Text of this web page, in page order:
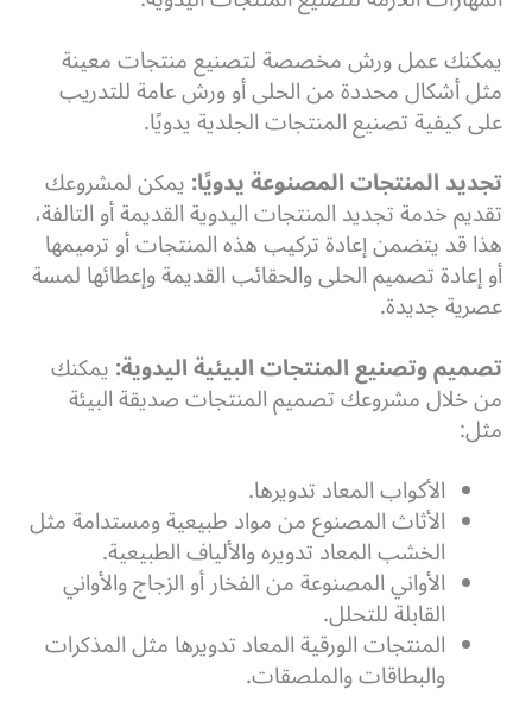
يمكنك عمل ورش مخصصة لتصنيع منتجات معينة
مثل أشكال محددة من الحلى أو ورش عامة للتدريب
على كيفية تصنيع المنتجات الجلدية يدويًا.
تجديد المنتجات المصنوعة يدويًا:يمكن لمشروعك
تقديم خدمة تجديد المنتجات اليدوية القديمة أو التالفة،
هذا قد يتضمن إعادة تركيب هذه المنتجات أو ترميمها
أو إعادة تصميم الحلى والحقائب القديمة وإعطائها لمسة
عصرية جديدة.
تصميم وتصنيع المنتجات البيئية اليدوية:يمكنك
من خلال مشروعك تصميم المنتجات صديقة البيئة
مثل:
الأكواب المعاد تدويرها.
الأثاث المصنوع من مواد طبيعية ومستدامة مثل
الخشب المعاد تدويره والألياف الطبيعية.
الأواني المصنوعة من الفخار أو الزجاج والأواني
القابلة للتحلل.
المنتجات الورقية المعاد تدويرها مثل المذكرات
والبطاقات والملصقات.